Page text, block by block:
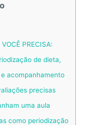
PRECISA:
de dieta,
acompanhamento
precisas
uma aula
como periodização